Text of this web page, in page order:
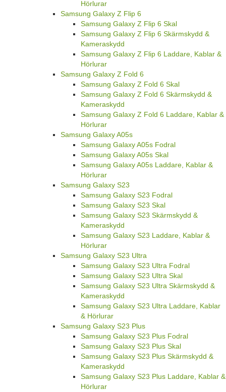
Hörlurar
Samsung Galaxy Z Flip 6
Samsung Galaxy Z Flip 6 Skal
Samsung Galaxy Z Flip 6 Skärmskydd &
Kameraskydd
Samsung Galaxy Z Flip 6 Laddare, Kablar &
Hörlurar
Samsung Galaxy Z Fold 6
Samsung Galaxy Z Fold 6 Skal
Samsung Galaxy Z Fold 6 Skärmskydd &
Kameraskydd
Samsung Galaxy Z Fold 6 Laddare, Kablar &
Hörlurar
Samsung Galaxy A05s
Samsung Galaxy A05s Fodral
Samsung Galaxy A05s Skal
Samsung Galaxy A05s Laddare, Kablar &
Hörlurar
Samsung Galaxy S23
Samsung Galaxy S23 Fodral
Samsung Galaxy S23 Skal
Samsung Galaxy S23 Skärmskydd &
Kameraskydd
Samsung Galaxy S23 Laddare, Kablar &
Hörlurar
Samsung Galaxy S23 Ultra
Samsung Galaxy S23 Ultra Fodral
Samsung Galaxy S23 Ultra Skal
Samsung Galaxy S23 Ultra Skärmskydd &
Kameraskydd
Samsung Galaxy S23 Ultra Laddare, Kablar
& Hörlurar
Samsung Galaxy S23 Plus
Samsung Galaxy S23 Plus Fodral
Samsung Galaxy S23 Plus Skal
Samsung Galaxy S23 Plus Skärmskydd &
Kameraskydd
Samsung Galaxy S23 Plus Laddare, Kablar &
Hörlurar